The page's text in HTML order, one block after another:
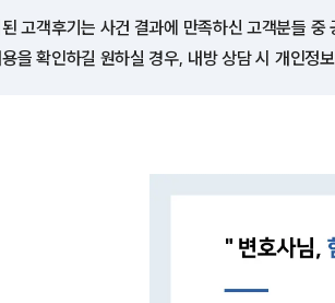
고객후기는 사건 결과에 만족하신 고객분들
을 확인하길 원하실 경우, 내방 상담 시 개인정